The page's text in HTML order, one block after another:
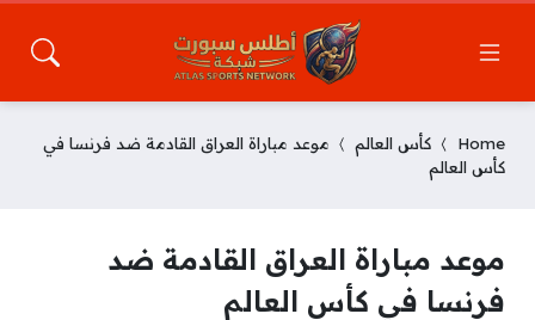
Home كأس العالم
موعد مباراة العراق القادمة ضد فرنسا في
كأس العالم
موعد مباراة العراق القادمة ضد
فرنسا في كأس العالم